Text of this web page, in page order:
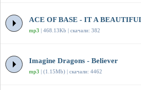
ACE OF BASE - IT A
mp3 | 468.13Kb | скачали: 382
Imagine Dragons - Believer
mp3 | (1.15Mb) | скачали: 4462